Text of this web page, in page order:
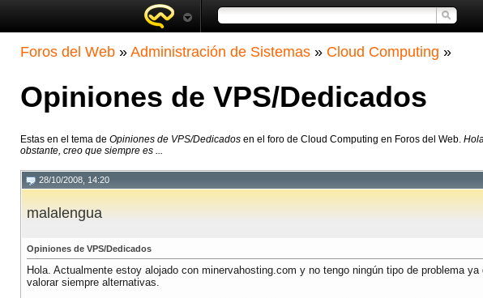
Foros del Web » Administración de Sistemas » Cloud Computing »
Opiniones de VPS/Dedicados
Estas en el tema de Opiniones de VPS/Dedicados en el foro de Cloud Computing en Foros del Web.
obstante, creo que siempre es ...
28/10/2008, 14:20
malalengua
Opiniones de VPS/Dedicados
Hola. Actualmente estoy alojado con minervahosting.com y no tengo ningún tipo de problema
valorar siempre alternativas.